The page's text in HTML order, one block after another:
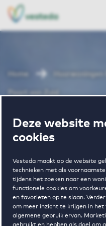
Deze website
cookies
Vesteda maakt op de website
technieken met als
tijdens het zoeken naar een
functionele cookies om
en favorieten op te slaan.
om meer inzicht te krijgen in
algemene gebruik ervan.
NL
EN
Home
Poort
Regelmatig beschikbaar